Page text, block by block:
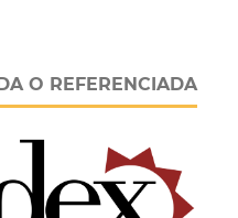
O REFERENCIADA